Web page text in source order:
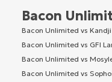
Bacon
Bacon Unlimited vs Kandji
Bacon Unlimited vs GFI
Bacon Unlimited vs
Bacon Unlimited vs